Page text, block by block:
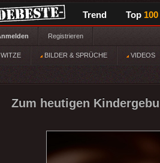
Trend Top 100
Registrieren
WITZE BILDER & SPRÜCHE VIDEOS
Zum heutigen